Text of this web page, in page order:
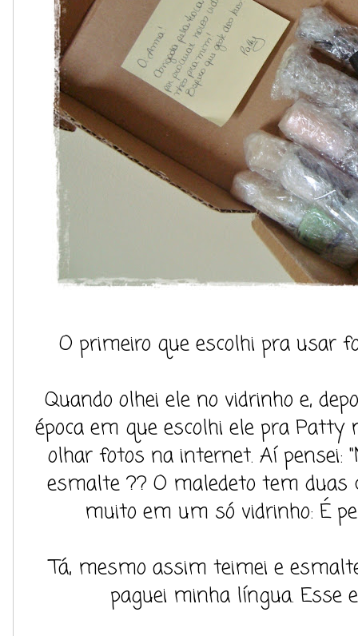
O primeiro que escolhi pra usar
Quando olhei ele no vidrinho e,
época em que escolhi ele pra
olhar fotos na internet. Aí pensei:
esmalte ?? O maledeto tem duas
muito em um só vidrinho: É
Tá, mesmo assim teimei e
paguei minha língua. Esse